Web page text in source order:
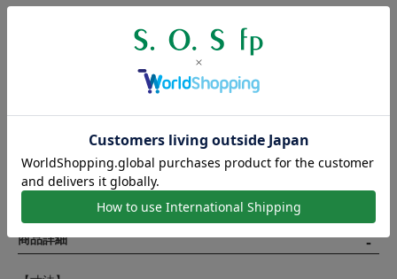
この商品の特集記事はこちら
アイテム別 人気ギフトランキング Top 5
コーディネートで選ぶ燻しネックレス
商品詳細